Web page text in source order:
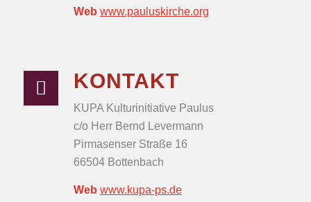
Web www.pauluskirche.org
KONTAKT
KUPA Kulturinitiative Paulus
c/o Herr Bernd Levermann
Pirmasenser Straße 16
66504 Bottenbach
Web www.kupa-ps.de